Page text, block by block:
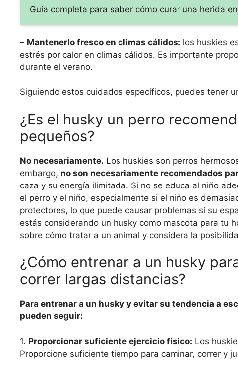
Guía completa para saber cómo curar una herida
– Mantenerlo fresco en climas cálidos: los huskies
estrés por calor en climas cálidos. Es importante
durante el verano.
Siguiendo estos cuidados específicos, puedes tener
¿Es el husky un perro
pequeños?
No necesariamente. Los huskies son perros
embargo, no son necesariamente recomendados
caza y su energía ilimitada. Si no se educa al niño
el perro y el niño, especialmente si el niño es
protectores, lo que puede causar problemas si su
estás considerando un husky como mascota para tu
sobre cómo tratar a un animal y considera la
¿Cómo entrenar a un husky
correr largas distancias?
Para entrenar a un husky y evitar su tendencia a
pueden seguir:
1. Proporcionar suficiente ejercicio físico: Los
Proporcione suficiente tiempo para caminar, correr y